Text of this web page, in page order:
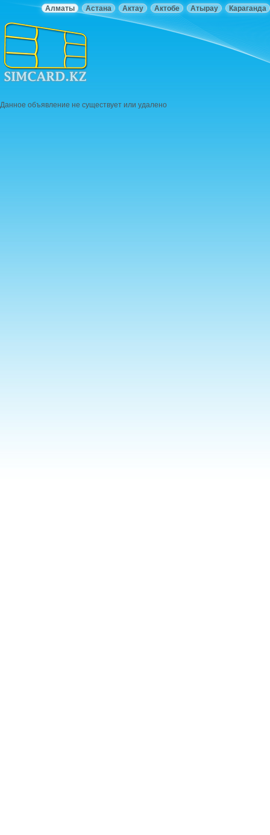
Караганда
Атырау
Актобе
Актау
Астана
Алматы
Данное объявление не существует или удалено